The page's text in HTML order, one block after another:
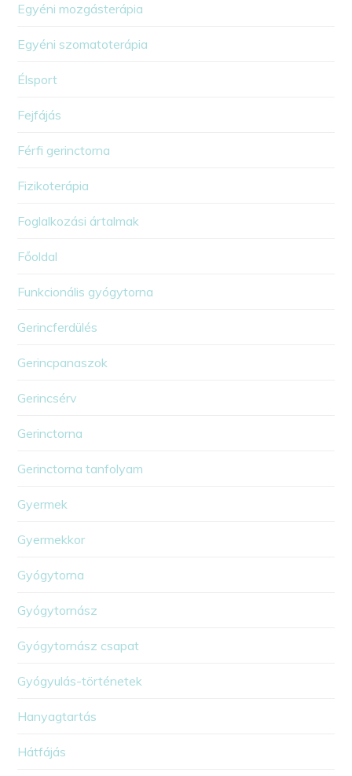
Egyéni mozgásterápia
Egyéni szomatoterápia
Élsport
Fejfájás
Férfi gerinctorna
Fizikoterápia
Foglalkozási ártalmak
Főoldal
Funkcionális gyógytorna
Gerincferdülés
Gerincpanaszok
Gerincsérv
Gerinctorna
Gerinctorna tanfolyam
Gyermek
Gyermekkor
Gyógytorna
Gyógytornász
Gyógytornász csapat
Gyógyulás-történetek
Hanyagtartás
Hátfájás